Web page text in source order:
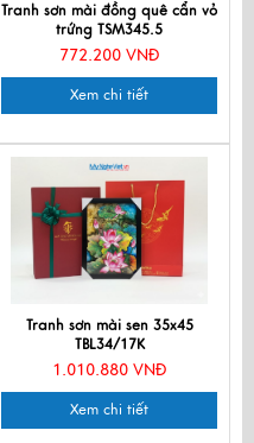
Tranh sơn mài đồng quê cẩn vỏ
trứng TSM345.5
772.200 VNĐ
Xem chi tiết
Tranh sơn mài sen 35x45
TBL34/17K
1.010.880 VNĐ
Xem chi tiết